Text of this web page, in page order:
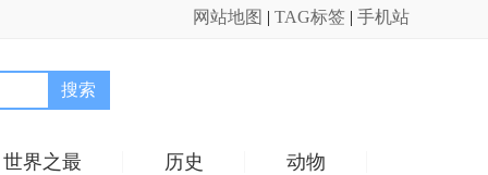
网站地图 | TAG标签 | 手机站
搜索
世界之最 历史 动物